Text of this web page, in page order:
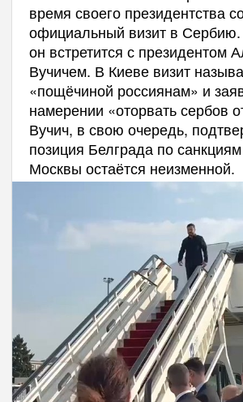
время своего президентства
официальный визит в
он встретится с президентом
Вучичем. В Киеве визит
«пощёчиной россиянам» и
намерении «оторвать сербов
Вучич, в свою очередь,
позиция Белграда по
Москвы остаётся неизменной.